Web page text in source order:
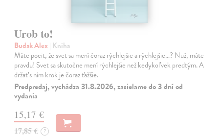
Urob to!
Budak Alex | Kniha
Máte pocit, že svet sa mení čoraz rýchlejšie a rýchlejšie…? Nuž, máte
pravdu! Svet sa skutočne mení rýchlejšie než kedykoľvek predtým. A
držať s ním krok je čoraz ťažšie.
Predpredaj, vychádza 31.8.2026, zasielame do 3 dní od
vydania
15,17 €
17,85 € ?